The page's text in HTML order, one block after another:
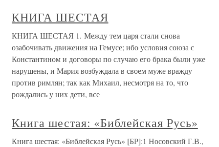
КНИГА ШЕСТАЯ
КНИГА ШЕСТАЯ 1. Между тем царя стали снова
озабочивать движения на Гемусе; ибо условия союза с
Константином и договоры по случаю его брака были уже
нарушены, и Мария возбуждала в своем муже вражду
против римлян; так как Михаил, несмотря на то, что
рождались у них дети, все
Книга шестая: «Библейская Русь»
Книга шестая: «Библейская Русь» [БР]:1 Носовский Г.В.,